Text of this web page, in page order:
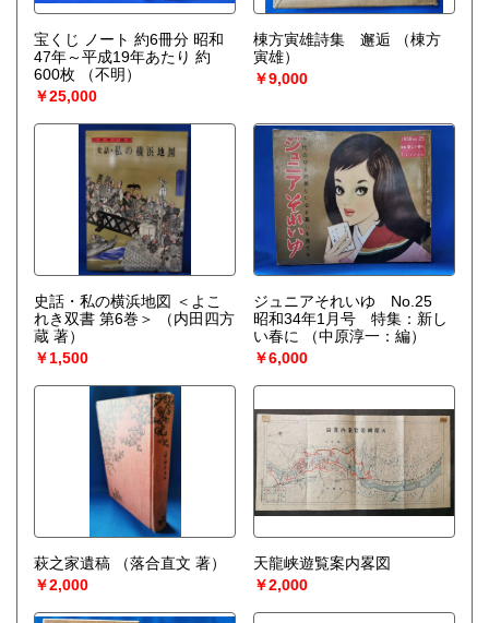
宝くじ ノート 約6冊分 昭和
47年～平成19年あたり 約
600枚
（不明）
￥25,000
棟方寅雄詩集 邂逅
（棟方
寅雄）
￥9,000
史話・私の横浜地図 ＜よこ
れき双書 第6巻＞
（内田四方
蔵 著）
￥1,500
ジュニアそれいゆ No.25
昭和34年1月号 特集：新し
い春に
（中原淳一：編）
￥6,000
萩之家遺稿
（落合直文 著）
￥2,000
天龍峡遊覧案内畧図
￥2,000